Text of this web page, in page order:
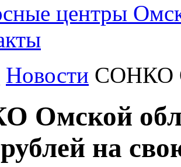
центры
Новости СОНКО
Омской
на